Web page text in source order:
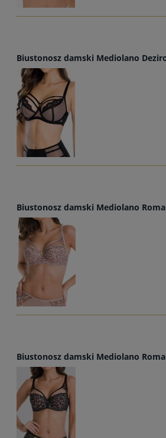
Biustonosz damski Mediolano
Biustonosz damski Mediolano
Biustonosz damski Mediolano